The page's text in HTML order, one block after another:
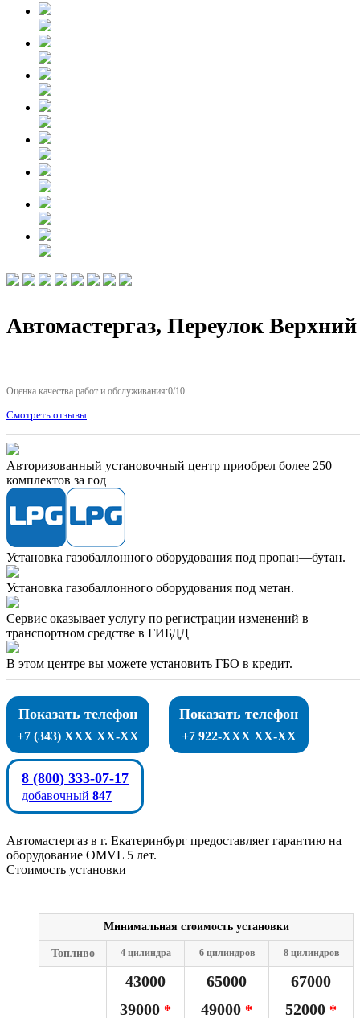
Автомастергаз, Переулок Верхний
Оценка качества работ и обслуживания:0/10
Смотреть отзывы
Авторизованный установочный центр приобрел более 250
комплектов за год
Установка газобаллонного оборудования под пропан—бутан.
Установка газобаллонного оборудования под метан.
Сервис оказывает услугу по регистрации изменений в
транспортном средстве в ГИБДД
В этом центре вы можете установить ГБО в кредит.
Показать телефон
+7 (343) XXX XX-XX
Показать телефон
+7 922-XXX XX-XX
8 (800) 333-07-17
добавочный 847
Автомастергаз в г. Екатеринбург предоставляет гарантию на
оборудование OMVL 5 лет.
Стоимость установки
Минимальная стоимость установки
Топливо 4 цилиндра 6 цилиндров 8 цилиндров
43000 65000
67000
39000 * 49000 * 52000 *